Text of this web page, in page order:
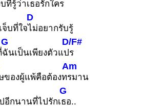
บที่รู้ว่าเธอรักใคร
จ็บที่ใจ
D
ไม่อยากรับรู้
G
ฉันเป็นเพียงตัวแป
D/F#
ร
ของผู้แพ้คือต้องท
Am
รมาน
อีกนานที่ไปรักเ
G
ธอ..